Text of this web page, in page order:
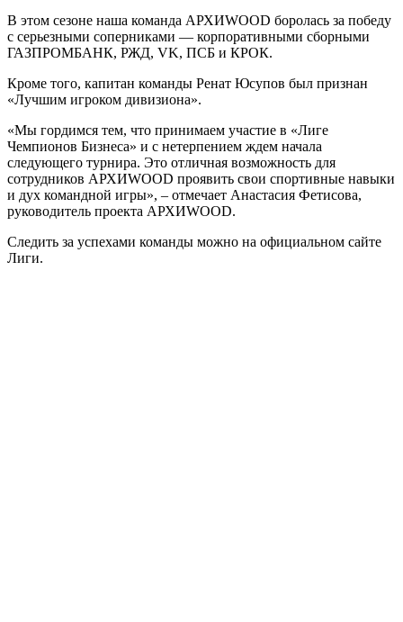
В этом сезоне наша команда АРХИWOOD боролась за победу
с серьезными соперниками — корпоративными сборными
ГАЗПРОМБАНК, РЖД, VK, ПСБ и КРОК.
Кроме того, капитан команды Ренат Юсупов был признан
«Лучшим игроком дивизиона».
«Мы гордимся тем, что принимаем участие в «Лиге
Чемпионов Бизнеса» и с нетерпением ждем начала
следующего турнира. Это отличная возможность для
сотрудников АРХИWOOD проявить свои спортивные навыки
и дух командной игры», – отмечает Анастасия Фетисова,
руководитель проекта АРХИWOOD.
Следить за успехами команды можно на официальном сайте
Лиги.